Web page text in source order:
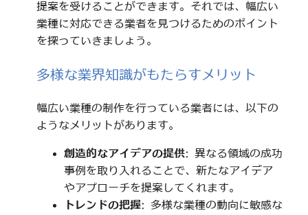
提案を受けることができます。それでは、幅広い
業種に対応できる業者を見つけるためのポイント
を探っていきましょう。
多様な業界知識がもたらすメリット
幅広い業種の制作を行っている業者には、以下の
ようなメリットがあります。
創造的なアイデアの提供: 異なる領域の成功
事例を取り入れることで、新たなアイデア
やアプローチを提案してくれます。
トレンドの把握: 多様な業種の動向に敏感な